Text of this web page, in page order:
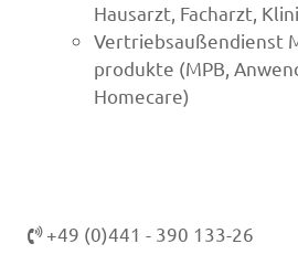
Hausarzt, Facharzt,
Vertriebsaußendienst
produkte (MPB,
Homecare)
+49 (0)441 - 390 133-26